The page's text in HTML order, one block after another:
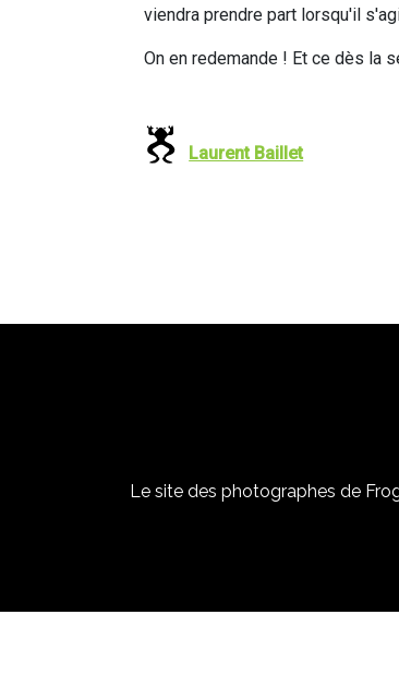
viendra prendre part lorsqu'il
On en redemande ! Et ce dès la
Laurent Baillet
Le site des photographes de